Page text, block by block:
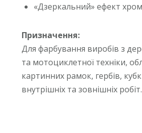
«Дзеркальний» ефект
Призначення:
Для фарбування виробів з
та мотоциклетної техніки,
картинних рамок, гербів,
внутрішніх та зовнішніх робіт.